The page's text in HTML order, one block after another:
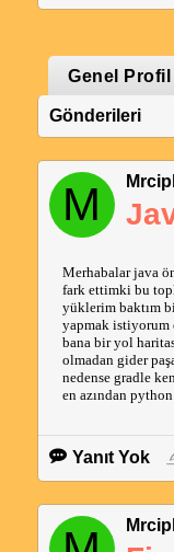
Genel Profil
Gönderileri
M
Merhabalar java
fark ettimki bu
yüklerim baktım
yapmak istiyorum
bana bir yol
olmadan gider
nedense gradle
en azından
Yanıt Yok